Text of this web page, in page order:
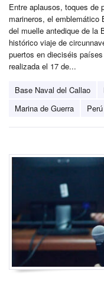
Entre aplausos, toques de
marineros, el emblemático
del muelle antedique de la
histórico viaje de
puertos en dieciséis
realizada el 17 de...
Base Naval del Callao
Marina de Guerra
Perú